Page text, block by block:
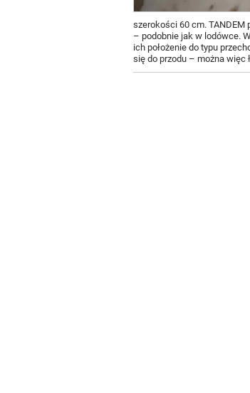
szerokości 60 cm. TANDEM
– podobnie jak w lodówce.
ich położenie do typu
się do przodu – można więc